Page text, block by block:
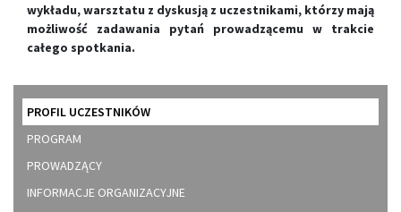
wykładu, warsztatu z dyskusją z uczestnikami, którzy mają
możliwość zadawania pytań prowadzącemu w trakcie
całego spotkania.
PROFIL UCZESTNIKÓW
PROGRAM
PROWADZĄCY
INFORMACJE ORGANIZACYJNE